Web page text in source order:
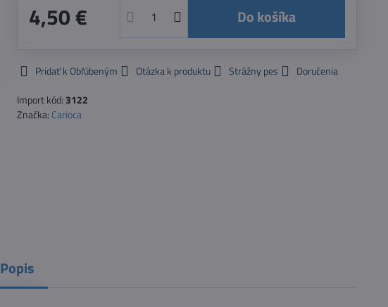
4,50 € Do košíka
Pridať k Obľúbeným Otázka k produktu Strážny pes
Doručenia
Import kód: 3122
Značka: Carioca
Popis